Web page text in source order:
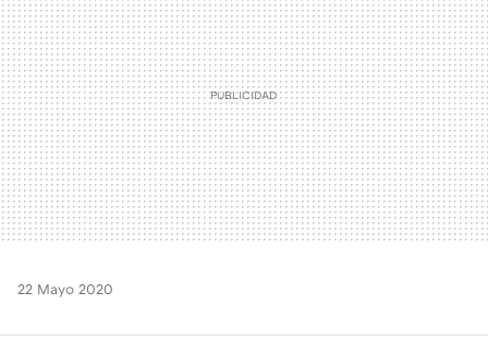
22 Mayo 2020